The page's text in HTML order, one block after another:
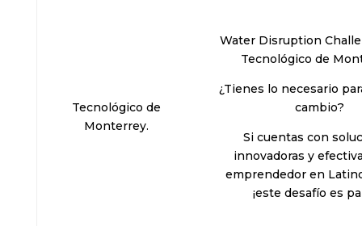
Tecnológico de
Monterrey.
Water Disruption
Tecnológico de
¿Tienes lo necesario
cambio?
Si cuentas con
innovadoras y
emprendedor en
¡este desafío es